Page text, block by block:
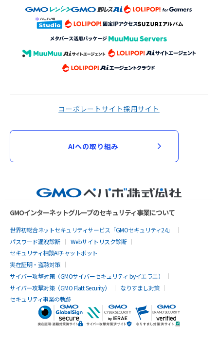
コーポレートサイト採用サイト
AIへの取り組み
GMOインターネットグループのセキュリティ事業について
世界初総合ネットセキュリティサービス「GMOセキュリティ24」
パスワード漏洩診断
Webサイトリスク診断
セキュリティ相談AIチャットボット
実在証明・盗聴対策
サイバー攻撃対策（GMOサイバーセキュリティ byイエラエ）
サイバー攻撃対策（GMO Flatt Security）
なりすまし対策
セキュリティ事業の軌跡